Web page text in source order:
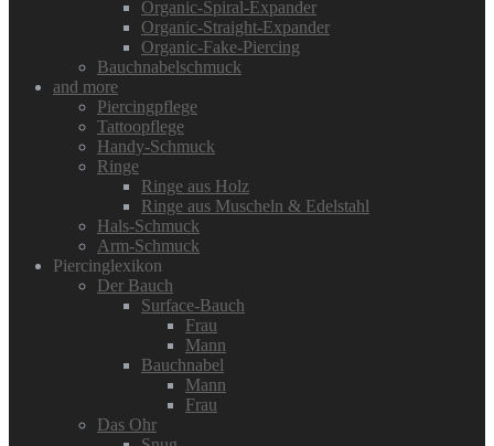
Organic-Spiral-Expander
Organic-Straight-Expander
Organic-Fake-Piercing
Bauchnabelschmuck
and more
Piercingpflege
Tattoopflege
Handy-Schmuck
Ringe
Ringe aus Holz
Ringe aus Muscheln & Edelstahl
Hals-Schmuck
Arm-Schmuck
Piercinglexikon
Der Bauch
Surface-Bauch
Frau
Mann
Bauchnabel
Mann
Frau
Das Ohr